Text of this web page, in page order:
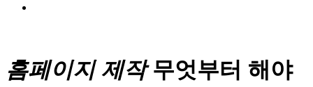
홈페이지 제작무엇부터 해야